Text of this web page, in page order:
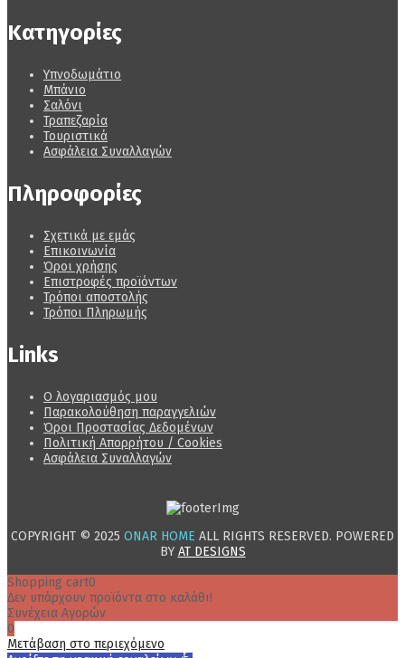
Κατηγορίες
Υπνοδωμάτιο
Μπάνιο
Σαλόνι
Τραπεζαρία
Τουριστικά
Ασφάλεια Συναλλαγών
Πληροφορίες
Σχετικά με εμάς
Επικοινωνία
Όροι χρήσης
Επιστροφές προϊόντων
Τρόποι αποστολής
Τρόποι Πληρωμής
Links
Ο λογαριασμός μου
Παρακολούθηση παραγγελιών
Όροι Προστασίας Δεδομένων
Πολιτική Απορρήτου / Cookies
Ασφάλεια Συναλλαγών
COPYRIGHT © 2025 ONAR HOME ALL RIGHTS RESERVED. POWERED
BY AT DESIGNS
Shopping cart0
Δεν υπάρχουν προϊόντα στο καλάθι!
Συνέχεια Αγορών
0
Μετάβαση στο περιεχόμενο